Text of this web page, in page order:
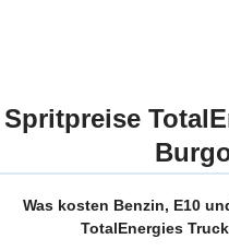
Spritpreise
Was kosten Benzin, E10
TotalEnergies